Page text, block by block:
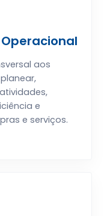
aos
e
e serviços.